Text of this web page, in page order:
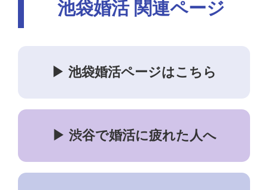
池袋婚活 関連ページ
▶ 池袋婚活ページはこちら
▶ 渋谷で婚活に疲れた人へ